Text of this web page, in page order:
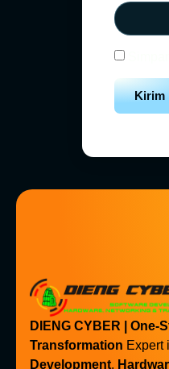
DIENG CYBER | One-
Transformation Expert
Development,